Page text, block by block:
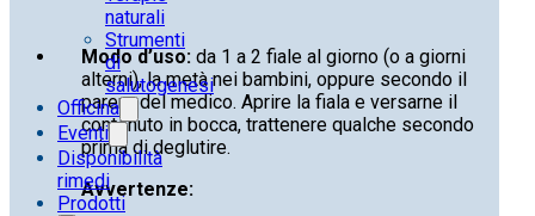
naturali
Strumenti
di
salutogenesi
Officina
Eventi
Disponibilità
rimedi
Prodotti
Modo d’uso: da 1 a 2 fiale al giorno (o a giorni
alterni), la metà nei bambini, oppure secondo il
parere del medico. Aprire la fiala e versarne il
contenuto in bocca, trattenere qualche secondo
prima di deglutire.
Avvertenze: